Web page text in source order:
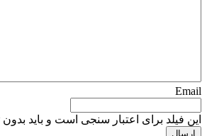
Email
این فیلد برای اعتبار سنجی است و باید بدون